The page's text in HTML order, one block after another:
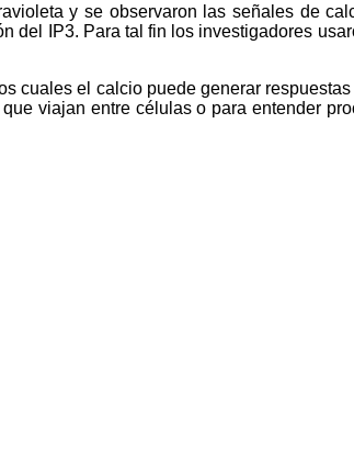
y se observaron las señales de
del IP3. Para tal fin los investigadores
cuales el calcio puede generar
viajan entre células o para entender